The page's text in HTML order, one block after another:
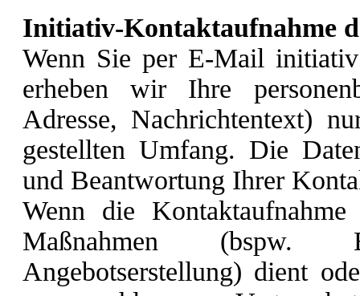
Initiativ-Kontaktaufnahme
Wenn Sie per E-Mail
erheben wir Ihre
Adresse, Nachrichtentext)
gestellten Umfang. Die
und Beantwortung Ihrer
Wenn die
Maßnahmen (bspw.
Angebotserstellung) dient